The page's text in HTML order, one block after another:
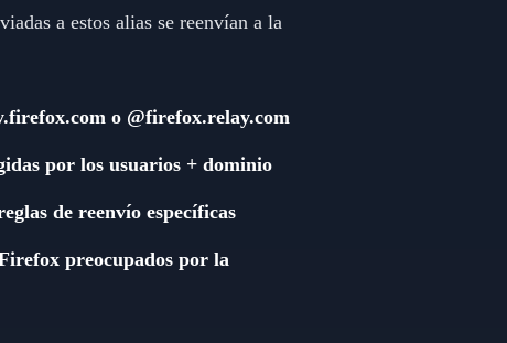
a estos alias se reenvían a la
o @firefox.relay.com
por los usuarios + dominio
de reenvío específicas
preocupados por la